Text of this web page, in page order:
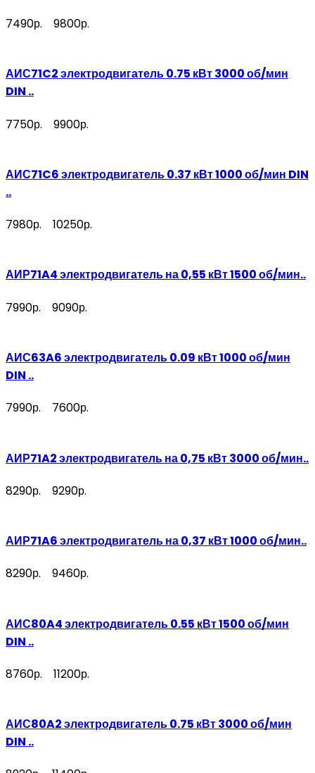
7490р. 9800р.
АИС71C2 электродвигатель 0.75 кВт 3000 об/мин
DIN ..
7750р. 9900р.
АИС71C6 электродвигатель 0.37 кВт 1000 об/мин DIN
..
7980р. 10250р.
АИР71A4 электродвигатель на 0,55 кВт 1500 об/мин..
7990р. 9090р.
АИС63A6 электродвигатель 0.09 кВт 1000 об/мин
DIN ..
7990р. 7600р.
АИР71A2 электродвигатель на 0,75 кВт 3000 об/мин..
8290р. 9290р.
АИР71A6 электродвигатель на 0,37 кВт 1000 об/мин..
8290р. 9460р.
АИС80A4 электродвигатель 0.55 кВт 1500 об/мин
DIN ..
8760р. 11200р.
АИС80A2 электродвигатель 0.75 кВт 3000 об/мин
DIN ..